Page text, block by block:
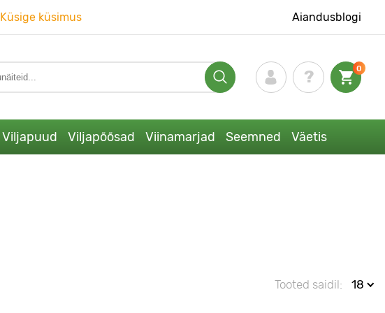
Küsige küsimus Aiandusblogi
0
Viljapuud Viljapõõsad Viinamarjad Seemned Väetis
Tooted saidil: 18